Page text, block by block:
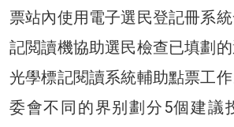
票站內使用電子選民登記冊系
記閲讀機協助選民檢查已填劃
光學標記閱讀系統輔助點票工
委會不同的界别劃分5個建議